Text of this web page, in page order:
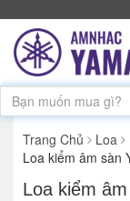
Trang Chủ Loa
Loa kiểm âm sàn
Loa kiểm